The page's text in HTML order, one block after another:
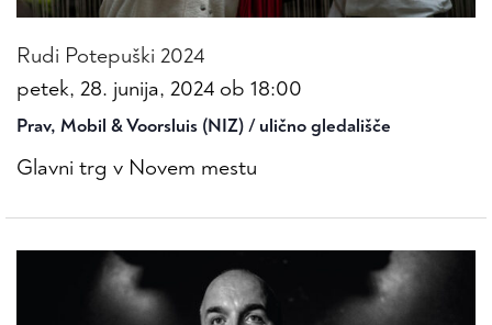
Rudi Potepuški 2024
Prav, Mobil & Voorsluis (NIZ) / ulično gledališče
petek, 28. junija, 2024 ob 18:00
Glavni trg v Novem mestu